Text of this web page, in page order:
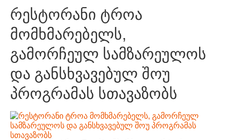
რესტორანი ტროა
მომხმარებელს,
გამორჩეულ სამზარეულოს
და განსხვავებულ შოუ
პროგრამას სთავაზობს